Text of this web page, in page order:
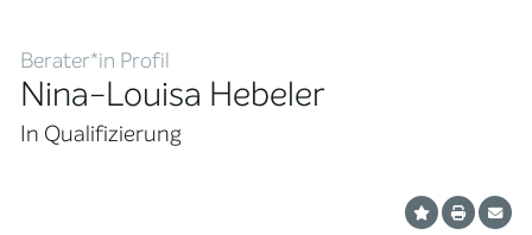
Berater*in Profil
Nina-Louisa Hebeler
In Qualifizierung